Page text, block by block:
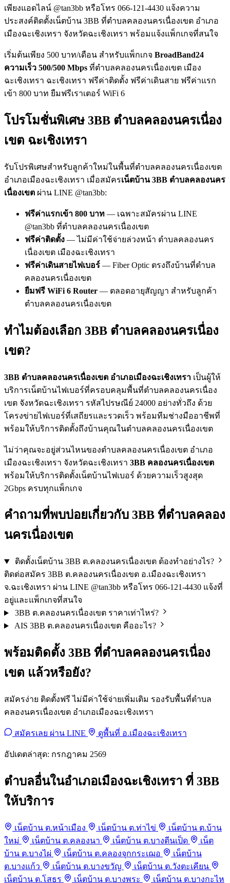
เพียงแอดไลน์ @tan3bb หรือโทร 066-121-4430 แจ้งความ
ประสงค์ติดตั้งเน็ตบ้าน 3BB ที่ตำบลคลองนครเนื่องเขต อำเภอ
เมืองฉะเชิงเทรา จังหวัดฉะเชิงเทรา พร้อมแจ้งแพ็กเกจที่สนใจ
เริ่มต้นเพียง 500 บาท/เดือน สำหรับแพ็กเกจ BroadBand24
ความเร็ว 500/500 Mbps ที่ตำบลคลองนครเนื่องเขต เมือง
ฉะเชิงเทรา ฉะเชิงเทรา ฟรีค่าติดตั้ง ฟรีค่าเดินสาย ฟรีค่าแรก
เข้า 800 บาท ยืมฟรีเราเตอร์ WiFi 6
โปรโมชั่นพิเศษ 3BB ตำบลคลองนครเนื่อง
เขต ฉะเชิงเทรา
รับโปรพิเศษสำหรับลูกค้าใหม่ในพื้นที่ตำบลคลองนครเนื่องเขต
อำเภอเมืองฉะเชิงเทรา เมื่อสมัครเน็ตบ้าน 3BB ตำบลคลองนคร
เนื่องเขต ผ่าน LINE @tan3bb:
ฟรีค่าแรกเข้า 800 บาท — เฉพาะสมัครผ่าน LINE
@tan3bb ที่ตำบลคลองนครเนื่องเขต
ฟรีค่าติดตั้ง — ไม่มีค่าใช้จ่ายล่วงหน้า ตำบลคลองนคร
เนื่องเขต เมืองฉะเชิงเทรา
ฟรีค่าเดินสายไฟเบอร์ — Fiber Optic ตรงถึงบ้านที่ตำบล
คลองนครเนื่องเขต
ยืมฟรี WiFi 6 Router — ตลอดอายุสัญญา สำหรับลูกค้า
ตำบลคลองนครเนื่องเขต
ทำไมต้องเลือก 3BB ตำบลคลองนครเนื่อง
เขต?
3BB ตำบลคลองนครเนื่องเขต อำเภอเมืองฉะเชิงเทรา เป็นผู้ให้
บริการเน็ตบ้านไฟเบอร์ที่ครอบคลุมพื้นที่ตำบลคลองนครเนื่อง
เขต จังหวัดฉะเชิงเทรา รหัสไปรษณีย์ 24000 อย่างทั่วถึง ด้วย
โครงข่ายไฟเบอร์ที่เสถียรและรวดเร็ว พร้อมทีมช่างมืออาชีพที่
พร้อมให้บริการติดตั้งถึงบ้านคุณในตำบลคลองนครเนื่องเขต
ไม่ว่าคุณจะอยู่ส่วนไหนของตำบลคลองนครเนื่องเขต อำเภอ
เมืองฉะเชิงเทรา จังหวัดฉะเชิงเทรา 3BB คลองนครเนื่องเขต
พร้อมให้บริการติดตั้งเน็ตบ้านไฟเบอร์ ด้วยความเร็วสูงสุด
2Gbps ครบทุกแพ็กเกจ
คำถามที่พบบ่อยเกี่ยวกับ 3BB ที่ตำบลคลอง
นครเนื่องเขต
ติดตั้งเน็ตบ้าน 3BB ต.คลองนครเนื่องเขต ต้องทำอย่างไร?
ติดต่อสมัคร 3BB ต.คลองนครเนื่องเขต อ.เมืองฉะเชิงเทรา
จ.ฉะเชิงเทรา ผ่าน LINE @tan3bb หรือโทร 066-121-4430 แจ้งที่
อยู่และแพ็กเกจที่สนใจ
3BB ต.คลองนครเนื่องเขต ราคาเท่าไหร่?
AIS 3BB ต.คลองนครเนื่องเขต คืออะไร?
พร้อมติดตั้ง 3BB ที่ตำบลคลองนครเนื่อง
เขต แล้วหรือยัง?
สมัครง่าย ติดตั้งฟรี ไม่มีค่าใช้จ่ายเพิ่มเติม รองรับพื้นที่ตำบล
คลองนครเนื่องเขต อำเภอเมืองฉะเชิงเทรา
สมัครเลย ผ่าน LINE ดูพื้นที่ อ.เมืองฉะเชิงเทรา
อัปเดตล่าสุด: กรกฎาคม 2569
ตำบลอื่นในอำเภอเมืองฉะเชิงเทรา ที่ 3BB
ให้บริการ
เน็ตบ้าน ต.หน้าเมือง เน็ตบ้าน ต.ท่าไข่
เน็ตบ้าน ต.บ้าน
ใหม่
เน็ตบ้าน ต.คลองนา เน็ตบ้าน ต.บางตีนเป็ด
เน็ต
บ้าน ต.บางไผ่
เน็ตบ้าน ต.คลองจุกกระเฌอ
เน็ตบ้าน
ต.บางแก้ว
เน็ตบ้าน ต.บางขวัญ
เน็ตบ้าน ต.วังตะเคียน
เน็ตบ้าน ต.โสธร
เน็ตบ้าน ต.บางพระ เน็ตบ้าน ต.บางกะไห